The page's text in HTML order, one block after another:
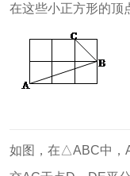
在这些小正方形的顶
如图，在△ABC中，